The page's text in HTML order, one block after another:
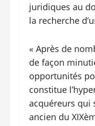
juridiques au
la recherche
« Après de
de façon
opportunités
constitue
acquéreurs qui
ancien du